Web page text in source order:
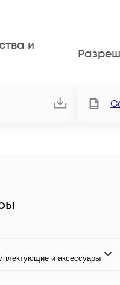
и
и аксессуары